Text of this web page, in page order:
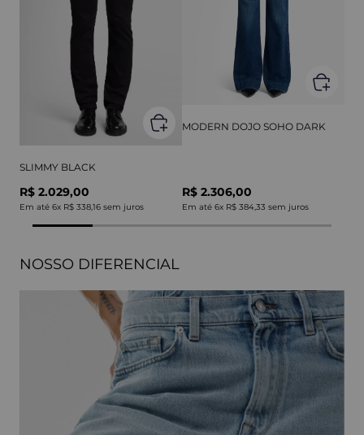
SLIMMY BLACK
R$ 2.029,00
Em até 6x R$ 338,16 sem juros
MODERN DOJO SOHO DARK
R$ 2.306,00
Em até 6x R$ 384,33 sem juros
NOSSO DIFERENCIAL